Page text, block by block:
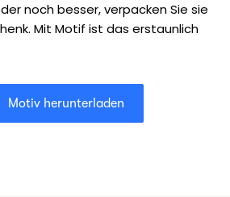
noch besser, verpacken Sie sie
Mit Motif ist das erstaunlich
Motiv herunterladen